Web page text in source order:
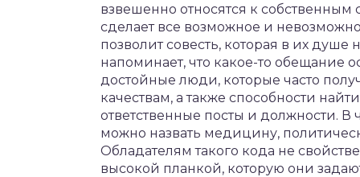
взвешенно относятся к собственным
сделает все возможное и
позволит совесть, которая в их
напоминает, что какое-то обещание
достойные люди, которые часто
качествам, а также способности
ответственные посты и должности.
можно назвать медицину,
Обладателям такого кода не
высокой планкой, которую они